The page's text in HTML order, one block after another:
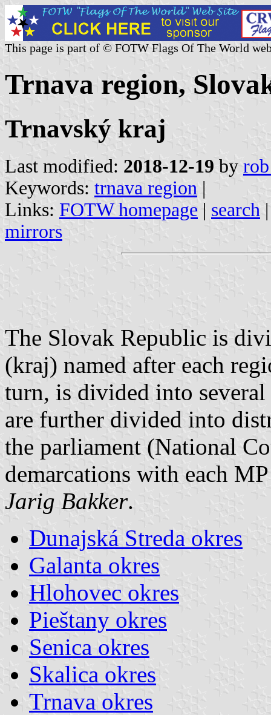
This page is part of © FOTW Flags Of The World
Trnava region,
Trnavský kraj
Last modified: 2018-12-19 by
Keywords: trnava region |
Links: FOTW homepage | search
mirrors
The Slovak Republic is
(kraj) named after each
turn, is divided into several
are further divided into
the parliament (National
demarcations with each
Jarig Bakker.
Dunajská Streda okres
Galanta okres
Hlohovec okres
Pieštany okres
Senica okres
Skalica okres
Trnava okres